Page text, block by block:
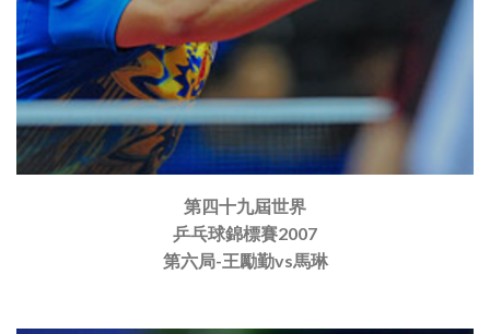
第四十九屆世界
乒乓球錦標賽2007
第六局-王勵勤vs馬琳